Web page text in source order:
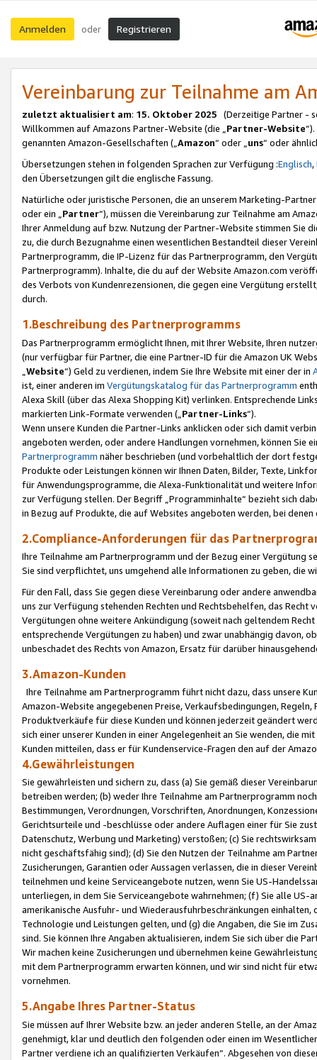
Anmelden oder Registrieren
Vereinbarung zur Teilnahme am
zuletzt aktualisiert am: 15. Oktober 2025 (Derzeitige Partner -
Willkommen auf Amazons Partner-Website (die „Partner-Website
genannten Amazon-Gesellschaften („Amazon“ oder „uns“ oder
Übersetzungen stehen in folgenden Sprachen zur Verfügung :Englisch,
den Übersetzungen gilt die englische Fassung.
Natürliche oder juristische Personen, die an unserem Marketing-
oder ein „Partner“), müssen die Vereinbarung zur Teilnahme am
Ihrer Anmeldung auf bzw. Nutzung der Partner-Website stimmen Sie
zu, die durch Bezugnahme einen wesentlichen Bestandteil dieser
Partnerprogramm, die IP-Lizenz für das Partnerprogramm, den
Partnerprogramm). Inhalte, die du auf der Website Amazon.com
des Verbots von Kundenrezensionen, die gegen eine Vergütung
durch.
1.Beschreibung des Partnerprogramms
Das Partnerprogramm ermöglicht Ihnen, mit Ihrer Website, Ihren
(nur verfügbar für Partner, die eine Partner-ID für die Amazon UK
Website“) Geld zu verdienen, indem Sie Ihre Website mit einer der in
ist, einer anderen im Vergütungskatalog für das Partnerprogramm
Alexa Skill (über das Alexa Shopping Kit) verlinken. Entsprechende
markierten Link-Formate verwenden („ Partner-Links“).
Wenn unsere Kunden die Partner-Links anklicken oder sich damit
angeboten werden, oder andere Handlungen vornehmen, können Sie
Partnerprogramm näher beschrieben (und vorbehaltlich der dort
Produkte oder Leistungen können wir Ihnen Daten, Bilder, Texte,
für Anwendungsprogramme, die Alexa-Funktionalität und weitere
zur Verfügung stellen. Der Begriff „Programminhalte“ bezieht sich
in Bezug auf Produkte, die auf Websites angeboten werden, bei
2.Compliance-Anforderungen für das
Ihre Teilnahme am Partnerprogramm und der Bezug einer Vergütung
Sie sind verpflichtet, uns umgehend alle Informationen zu geben, die
Für den Fall, dass Sie gegen diese Vereinbarung oder andere
uns zur Verfügung stehenden Rechten und Rechtsbehelfen, das
Vergütungen ohne weitere Ankündigung (soweit nach geltendem
entsprechende Vergütungen zu haben) und zwar unabhängig davon,
unbeschadet des Rechts von Amazon, Ersatz für darüber
3.Amazon-Kunden
Ihre Teilnahme am Partnerprogramm führt nicht dazu, dass unsere
Amazon-Website angegebenen Preise, Verkaufsbedingungen,
Produktverkäufe für diese Kunden und können jederzeit geändert
sich einer unserer Kunden in einer Angelegenheit an Sie wenden, die
Kunden mitteilen, dass er für Kundenservice-Fragen den auf der
4.Gewährleistungen
Sie gewährleisten und sichern zu, dass (a) Sie gemäß dieser
betreiben werden; (b) weder Ihre Teilnahme am Partnerprogramm
Bestimmungen, Verordnungen, Vorschriften, Anordnungen,
Gerichtsurteile und -beschlüsse oder andere Auflagen einer für Sie
Datenschutz, Werbung und Marketing) verstoßen; (c) Sie
nicht geschäftsfähig sind); (d) Sie den Nutzen der Teilnahme am
Zusicherungen, Garantien oder Aussagen verlassen, die in dieser
teilnehmen und keine Serviceangebote nutzen, wenn Sie US-
unterliegen, in dem Sie Serviceangebote wahrnehmen; (f) Sie alle
amerikanische Ausfuhr- und Wiederausfuhrbeschränkungen
Technologie und Leistungen gelten, und (g) die Angaben, die Sie im
sind. Sie können Ihre Angaben aktualisieren, indem Sie sich über die
Wir machen keine Zusicherungen und übernehmen keine
mit dem Partnerprogramm erwarten können, und wir sind nicht für
vornehmen.
5.Angabe Ihres Partner-Status
Sie müssen auf Ihrer Website bzw. an jeder anderen Stelle, an der
genehmigt, klar und deutlich den folgenden oder einen im
Partner verdiene ich an qualifizierten Verkäufen“. Abgesehen von